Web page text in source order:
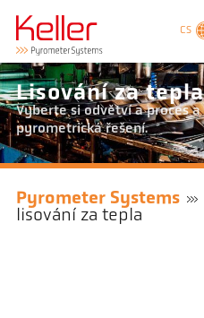
CS
Lisování za tepla
Vyberte si odvětví a proces
pyrometrická řešení.
Pyrometer Systems
lisování za tepla